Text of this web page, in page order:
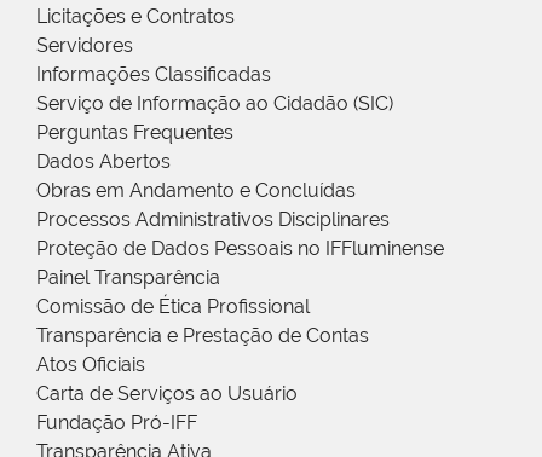
Licitações e Contratos
Servidores
Informações Classificadas
Serviço de Informação ao Cidadão (SIC)
Perguntas Frequentes
Dados Abertos
Obras em Andamento e Concluídas
Processos Administrativos Disciplinares
Proteção de Dados Pessoais no IFFluminense
Painel Transparência
Comissão de Ética Profissional
Transparência e Prestação de Contas
Atos Oficiais
Carta de Serviços ao Usuário
Fundação Pró-IFF
Transparência Ativa